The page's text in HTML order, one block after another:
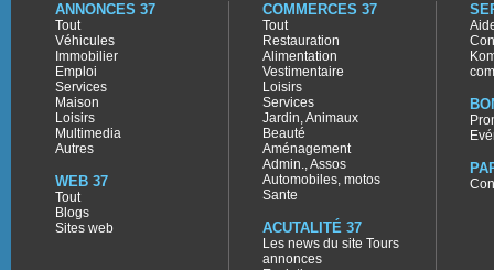
ANNONCES 37
Tout
Véhicules
Immobilier
Emploi
Services
Maison
Loisirs
Multimedia
Autres
WEB 37
Tout
Blogs
Sites web
COMMERCES 37
Tout
Restauration
Alimentation
Vestimentaire
Loisirs
Services
Jardin, Animaux
Beauté
Aménagement
Admin., Assos
Automobiles, motos
Sante
ACUTALITÉ 37
Les news du site Tours
annonces